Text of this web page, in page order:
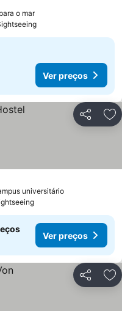
o mar
Ver preços
Partilhar
universitário
Ver preços
Partilhar